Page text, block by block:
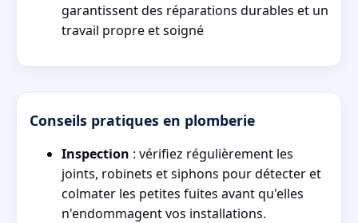
garantissent des réparations durables et un
travail propre et soigné
Conseils pratiques en plomberie
Inspection : vérifiez régulièrement les
joints, robinets et siphons pour détecter et
colmater les petites fuites avant qu'elles
n'endommagent vos installations.